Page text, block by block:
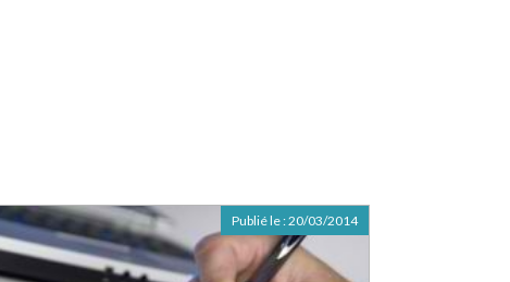
Publié le :20/03/2014